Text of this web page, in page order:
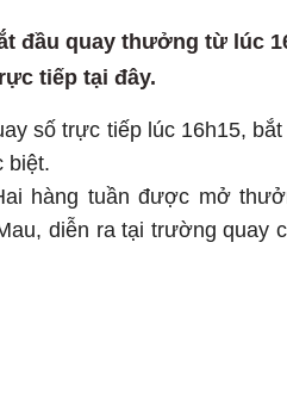
đầu quay thưởng từ lúc
tiếp tại đây.
số trực tiếp lúc 16h15,
biệt.
hàng tuần được mở
diễn ra tại trường quay